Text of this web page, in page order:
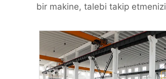
bir makine, talebi takip